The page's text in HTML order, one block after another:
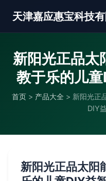
天津嘉应惠宝科技
新阳光正品太
教于乐的儿
首页 > 产品大全 > 新阳光正
DIY
新阳光正品太阳